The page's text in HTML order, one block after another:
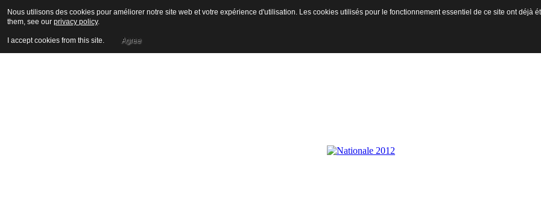
Nous utilisons des cookies pour améliorer notre site web et votre expérience d'utilisation. Les cookies utilisés pour le fonctionnement essentiel de ce site ont déjà
them, see our privacy policy.
I accept cookies from this site. Agree